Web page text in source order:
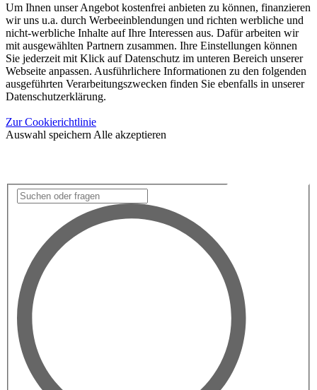
Um Ihnen unser Angebot kostenfrei anbieten zu können, finanzieren
wir uns u.a. durch Werbeeinblendungen und richten werbliche und
nicht-werbliche Inhalte auf Ihre Interessen aus. Dafür arbeiten wir
mit ausgewählten Partnern zusammen. Ihre Einstellungen können
Sie jederzeit mit Klick auf Datenschutz im unteren Bereich unserer
Webseite anpassen. Ausführlichere Informationen zu den folgenden
ausgeführten Verarbeitungszwecken finden Sie ebenfalls in unserer
Datenschutzerklärung.
Zur Cookierichtlinie
Auswahl speichern Alle akzeptieren